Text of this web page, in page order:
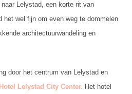
Lelystad, een korte rit van
het wel fijn om even weg te dommelen
architectuurwandeling en
door het centrum van Lelystad en
Lelystad City Center. Het hotel